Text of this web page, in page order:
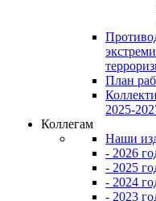
План
2025-
Коллегам
Наши
- 2026
- 2025
- 2024
- 2023